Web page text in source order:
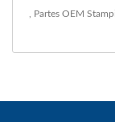
, Partes OEM